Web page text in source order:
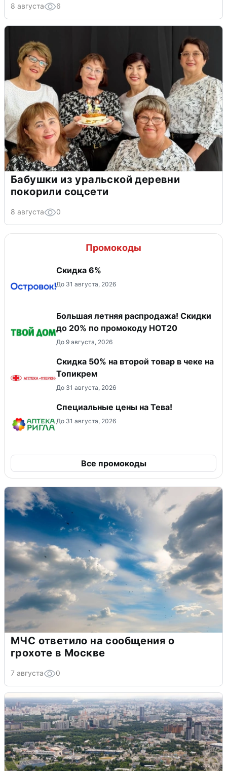
8 августа 6
Бабушки из уральской деревни
покорили соцсети
8 августа 0
Промокоды
Скидка 6%
До 31 августа, 2026
Большая летняя распродажа! Скидки
до 20% по промокоду HOT20
До 9 августа, 2026
Скидка 50% на второй товар в чеке на
Топикрем
До 31 августа, 2026
Специальные цены на Тева!
До 31 августа, 2026
Все промокоды
МЧС ответило на сообщения о
грохоте в Москве
7 августа 0